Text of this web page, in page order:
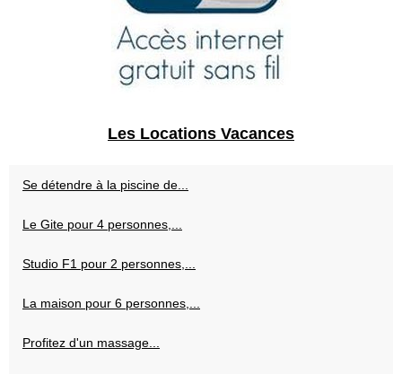
Les Locations Vacances
Se détendre à la piscine de...
Le Gite pour 4 personnes,...
Studio F1 pour 2 personnes,...
La maison pour 6 personnes,...
Profitez d'un massage...